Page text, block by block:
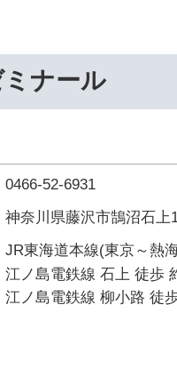
ナール
0466-52-6931
神奈川県藤沢市鵠沼石上
JR東海道本線(東京～熱
江ノ島電鉄線 石上 徒歩
江ノ島電鉄線 柳小路 徒